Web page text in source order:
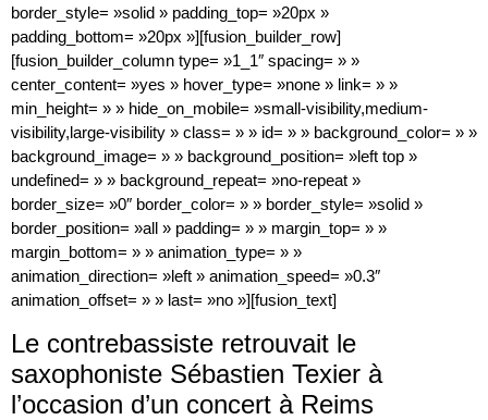
border_style= »solid » padding_top= »20px »
padding_bottom= »20px »][fusion_builder_row]
[fusion_builder_column type= »1_1″ spacing= » »
center_content= »yes » hover_type= »none » link= » »
min_height= » » hide_on_mobile= »small-visibility,medium-
visibility,large-visibility » class= » » id= » » background_color= » »
background_image= » » background_position= »left top »
undefined= » » background_repeat= »no-repeat »
border_size= »0″ border_color= » » border_style= »solid »
border_position= »all » padding= » » margin_top= » »
margin_bottom= » » animation_type= » »
animation_direction= »left » animation_speed= »0.3″
animation_offset= » » last= »no »][fusion_text]
Le contrebassiste retrouvait le
saxophoniste Sébastien Texier à
l’occasion d’un concert à Reims